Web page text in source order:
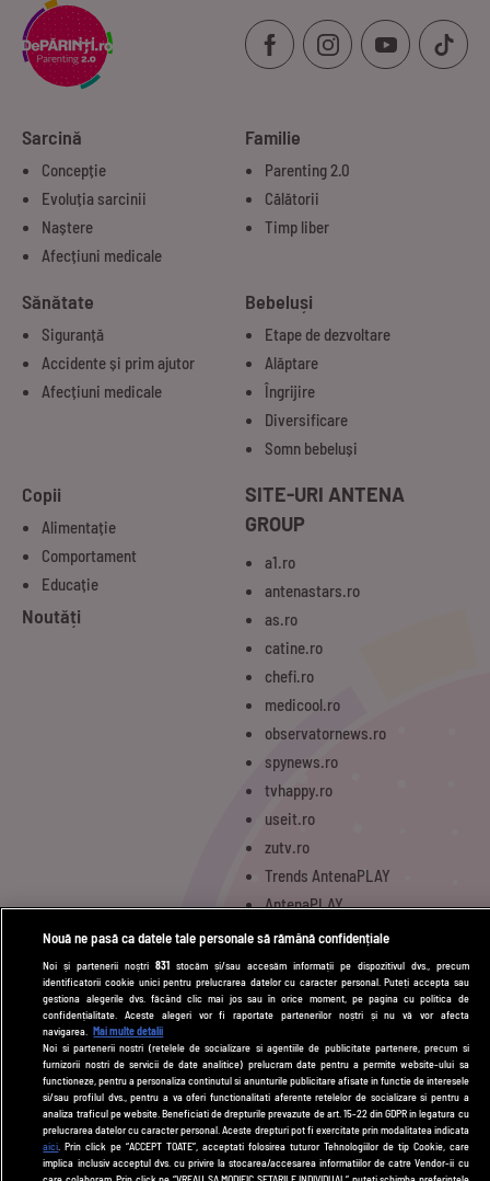
Sarcină
Concepție
Evoluția sarcinii
Naștere
Afecțiuni medicale
Familie
Parenting 2.0
Călătorii
Timp liber
Sănătate
Siguranță
Accidente și prim ajutor
Afecțiuni medicale
Bebeluși
Etape de dezvoltare
Alăptare
Îngrijire
Diversificare
Somn bebeluși
Copii
Alimentație
Comportament
Educație
Noutăți
SITE-URI ANTENA
GROUP
a1.ro
antenastars.ro
as.ro
catine.ro
chefi.ro
medicool.ro
observatornews.ro
spynews.ro
tvhappy.ro
useit.ro
zutv.ro
Trends AntenaPLAY
AntenaPLAY
UTILE
Cod deontologic
Termeni și condiții
Politica de cookies
Politică de confidențialitate
Contact
Nouă ne pasă ca datele tale personale să rămână confidențiale
Noi și partenerii noștri831 stocăm și/sau accesăm informații pe dispozitivul dvs., precum
identificatorii cookie unici pentru prelucrarea datelor cu caracter personal. Puteți accepta sau
gestiona alegerile dvs. făcând clic mai jos sau în orice moment, pe pagina cu politica de
confidențialitate. Aceste alegeri vor fi raportate partenerilor noștri și nu vă vor afecta
navigarea.
Mai multe detalii
Noi si partenerii nostri (retelele de socializare si agentiile de publicitate partenere, precum si
furnizorii nostri de servicii de date analitice) prelucram date pentru a permite website-ului sa
functioneze, pentru a personaliza continutul si anunturile publicitare afisate in functie de interesele
si/sau profilul dvs., pentru a va oferi functionalitati aferente retelelor de socializare si pentru a
analiza traficul pe website. Beneficiati de drepturile prevazute de art. 15-22 din GDPR in legatura cu
prelucrarea datelor cu caracter personal. Aceste drepturi pot fi exercitate prin modalitatea indicata
aici . Prin click pe “ACCEPT TOATE”, acceptati folosirea tuturor Tehnologiilor de tip Cookie, care
implica inclusiv acceptul dvs. cu privire la stocarea/accesarea informatiilor de catre Vendor-ii cu